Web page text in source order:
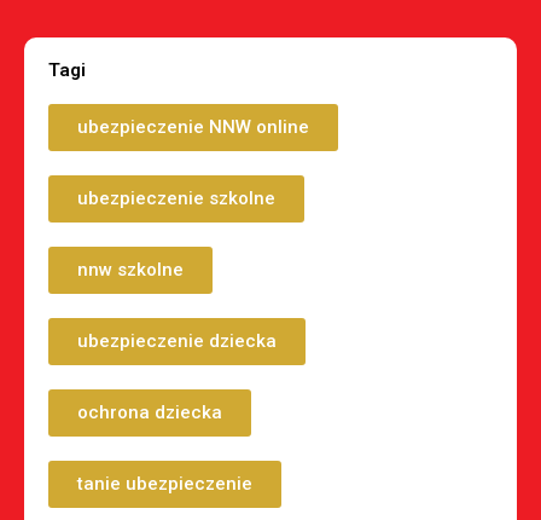
Tagi
ubezpieczenie NNW online
ubezpieczenie szkolne
nnw szkolne
ubezpieczenie dziecka
ochrona dziecka
tanie ubezpieczenie